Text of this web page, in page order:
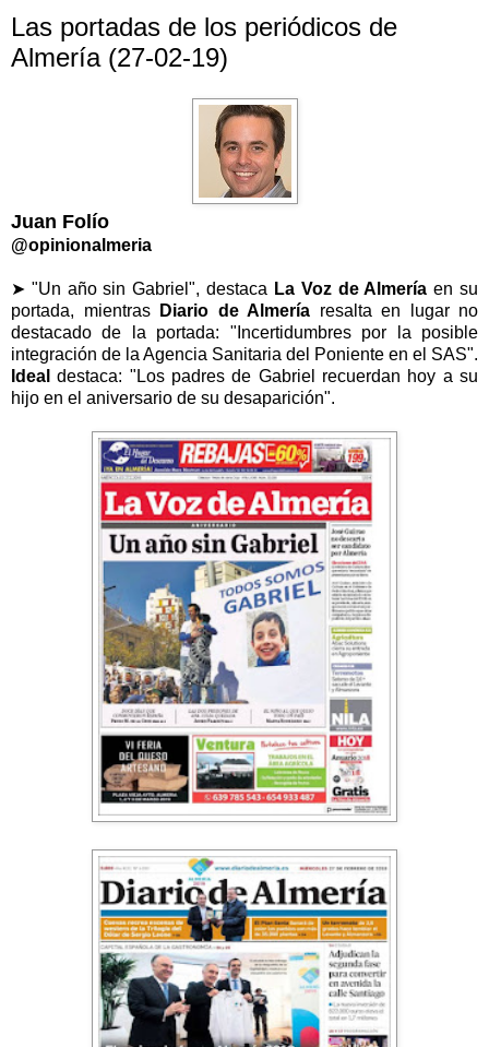
Las portadas de los periódicos de
Almería (27-02-19)
Juan Folío
@opinionalmeria
➤ "Un año sin Gabriel", destaca La Voz de Almeríaen su
portada, mientras
Diario de Almería resalta en lugar no
destacado de la portada: "Incertidumbres por la posible
integración de la Agencia Sanitaria del Poniente en el SAS".
Ideal destaca: "Los padres de Gabriel recuerdan hoy a su
hijo en el aniversario de su desaparición".